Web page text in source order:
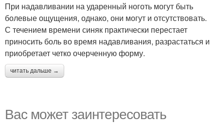
При надавливании на ударенный ноготь могут быть
болевые ощущения, однако, они могут и отсутствовать.
С течением времени синяк практически перестает
приносить боль во время надавливания, разрастаться и
приобретает четко очерченную форму.
читать дальше →
Вас может заинтересовать